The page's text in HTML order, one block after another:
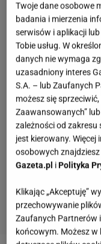
Twoje dane osobowe
badania i mierzenia
serwisów i aplikacji
Tobie usług. W
danych nie wymaga
uzasadniony interes
S.A. – lub Zaufanych
możesz się
Zaawansowanych”
zależności od
jest kierowany.
osobowych
Gazeta.pl iPolityka
Klikając „Akceptuję”
przechowywanie
Zaufanych Partnerów
końcowym. Możesz w